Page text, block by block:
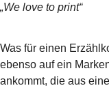
„We love to print“
Was für einen
ebenso auf ein
ankommt, die aus